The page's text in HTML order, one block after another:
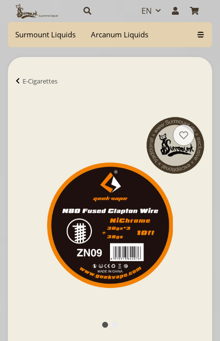
EN
Surmount Liquids Arcanum Liquids
E-Cigarettes